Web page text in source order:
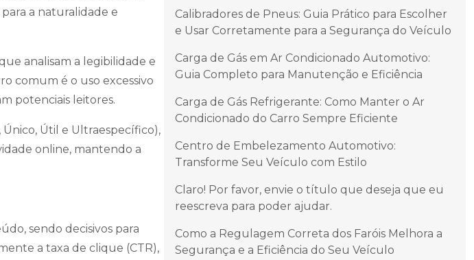
a naturalidade e
analisam a legibilidade e
comum é o uso excessivo
potenciais leitores.
Único, Útil e Ultraespecífico),
online, mantendo a
sendo decisivos para
a taxa de clique (CTR),
Calibradores de Pneus: Guia Prático para Escolher
e Usar Corretamente para a Segurança do Veículo
Carga de Gás em Ar Condicionado Automotivo:
Guia Completo para Manutenção e Eficiência
Carga de Gás Refrigerante: Como Manter o Ar
Condicionado do Carro Sempre Eficiente
Centro de Embelezamento Automotivo:
Transforme Seu Veículo com Estilo
Claro! Por favor, envie o título que deseja que eu
reescreva para poder ajudar.
Como a Regulagem Correta dos Faróis Melhora a
Segurança e a Eficiência do Seu Veículo